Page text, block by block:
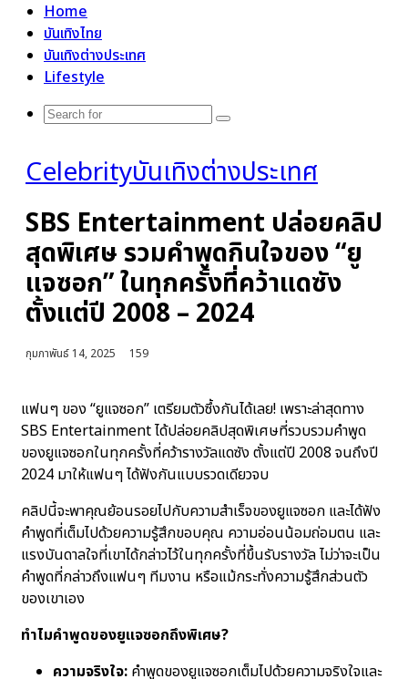
Home
บันเทิงไทย
บันเทิงต่างประเทศ
Lifestyle
Search
Celebrityบันเทิงต่างประเทศ
SBS Entertainment ปล่อยคลิป
สุดพิเศษ รวมคำพูดกินใจของ “ยู
แจซอก” ในทุกครั้งที่คว้าแดซัง
ตั้งแต่ปี 2008 – 2024
กุมภาพันธ์ 14, 2025 159
แฟนๆ ของ “ยูแจซอก” เตรียมตัวซึ้งกันได้เลย! เพราะล่าสุดทาง
SBS Entertainment ได้ปล่อยคลิปสุดพิเศษที่รวบรวมคำพูด
ของยูแจซอกในทุกครั้งที่คว้ารางวัลแดซัง ตั้งแต่ปี 2008 จนถึงปี
2024 มาให้แฟนๆ ได้ฟังกันแบบรวดเดียวจบ
คลิปนี้จะพาคุณย้อนรอยไปกับความสำเร็จของยูแจซอก และได้ฟัง
คำพูดที่เต็มไปด้วยความรู้สึกขอบคุณ ความอ่อนน้อมถ่อมตน และ
แรงบันดาลใจที่เขาได้กล่าวไว้ในทุกครั้งที่ขึ้นรับรางวัล ไม่ว่าจะเป็น
คำพูดที่กล่าวถึงแฟนๆ ทีมงาน หรือแม้กระทั่งความรู้สึกส่วนตัว
ของเขาเอง
ทำไมคำพูดของยูแจซอกถึงพิเศษ?
ความจริงใจ: คำพูดของยูแจซอกเต็มไปด้วยความจริงใจและ